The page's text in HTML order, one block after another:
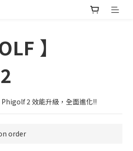
】
2 效能升級，全面進化!!
order